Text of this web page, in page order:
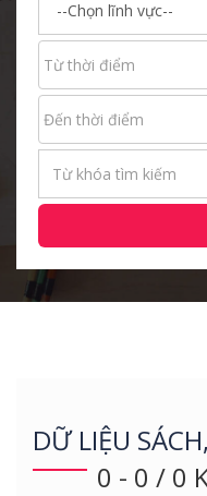
DỮ LIỆU
0 - 0 / 0